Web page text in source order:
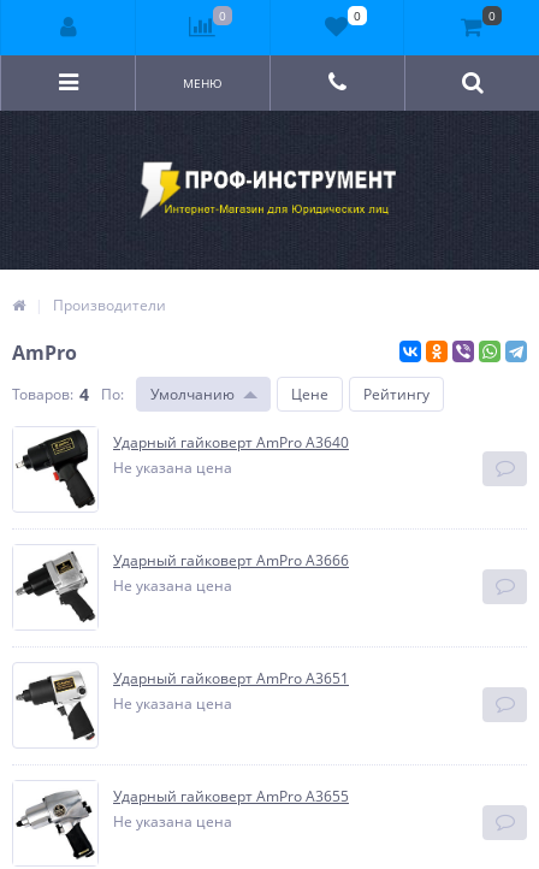
МЕНЮ
Производители
AmPro
Товаров: 4 По: Умолчанию Цене Рейтингу
Ударный гайковерт AmPro A3640
Не указана цена
Ударный гайковерт AmPro A3666
Не указана цена
Ударный гайковерт AmPro A3651
Не указана цена
Ударный гайковерт AmPro A3655
Не указана цена
0 0 0